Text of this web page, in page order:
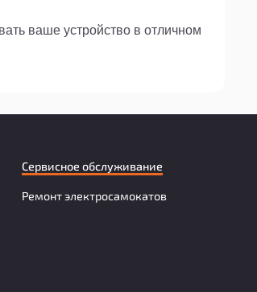
ваше устройство в отличном
Сервисное обслуживание
Ремонт электросамокатов